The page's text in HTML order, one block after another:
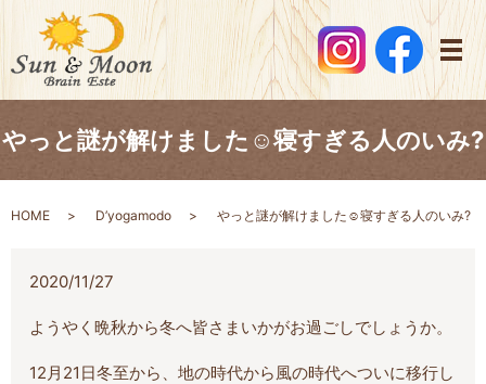
メ
やっと謎が解けました☺️寝すぎる人のいみ?
HOME D’yogamodo やっと謎が解けました☺️寝すぎる人のいみ?
2020/11/27
ようやく晩秋から冬へ皆さまいかがお過ごしでしょうか。
12月21日冬至から、地の時代から風の時代へついに移行し